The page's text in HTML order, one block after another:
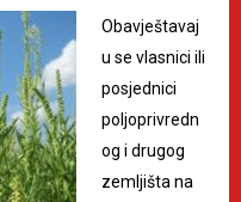
Obavještavaj
u se vlasnici ili
posjednici
poljoprivredn
og i drugog
zemljišta na